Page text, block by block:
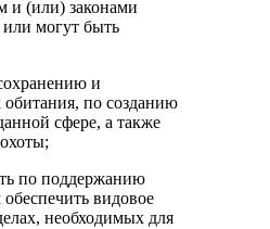
и (или) законами
или могут быть
и
по созданию
сфере, а также
по поддержанию
видовое
необходимых для